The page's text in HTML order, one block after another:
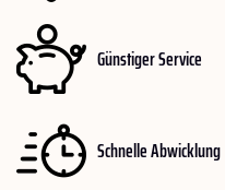
Günstiger Service
Schnelle Abwicklung